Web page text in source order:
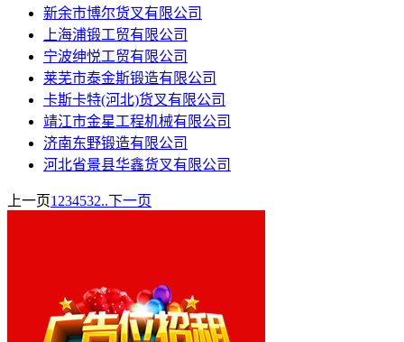
新余市博尔货叉有限公司
上海浦锻工贸有限公司
宁波绅悦工贸有限公司
莱芜市泰金斯锻造有限公司
卡斯卡特(河北)货叉有限公司
靖江市金星工程机械有限公司
济南东野锻造有限公司
河北省景县华鑫货叉有限公司
上一页1 234532..下一页